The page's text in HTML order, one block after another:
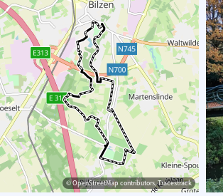
© OpenStreetMap contributors, Tracestrack